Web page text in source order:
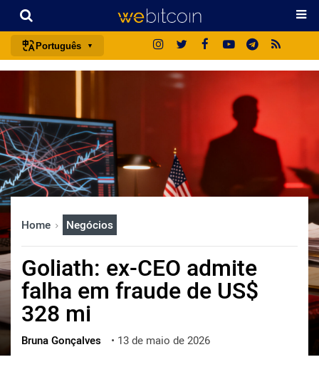
Português
português (BR)
español
français
italiano
deutsch
中文
한국어
العربية
ไทย
ქართული
Home Negócios
Goliath: ex-CEO admite
falha em fraude de US$
328 mi
Bruna Gonçalves • 13 de maio de 2026